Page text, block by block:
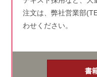
注文は、弊社営業部
わせください。
書